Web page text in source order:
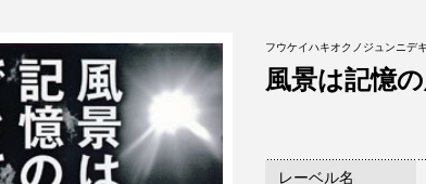
フウケイハキオクノジュンニデ
風景は記憶
レーベル名